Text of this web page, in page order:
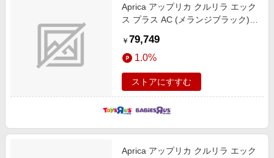
ペット・花・DIY・車
旅行・レジャー・ホテル予約
金融・マネー・保険
わくわく夏特集
とことん買い物チャレンジ
Apple公式サイト×楽天カード分割払い
Samsung ボーナスキャンペーン
週末の高還元 夏の長期版
Aprica アップリカ クルリラ エック
ス プラス AC (メランジブラック)
4歳頃まで
￥ 79,749
1.0%
ストアにすすむ
Aprica アップリカ クルリラ エック